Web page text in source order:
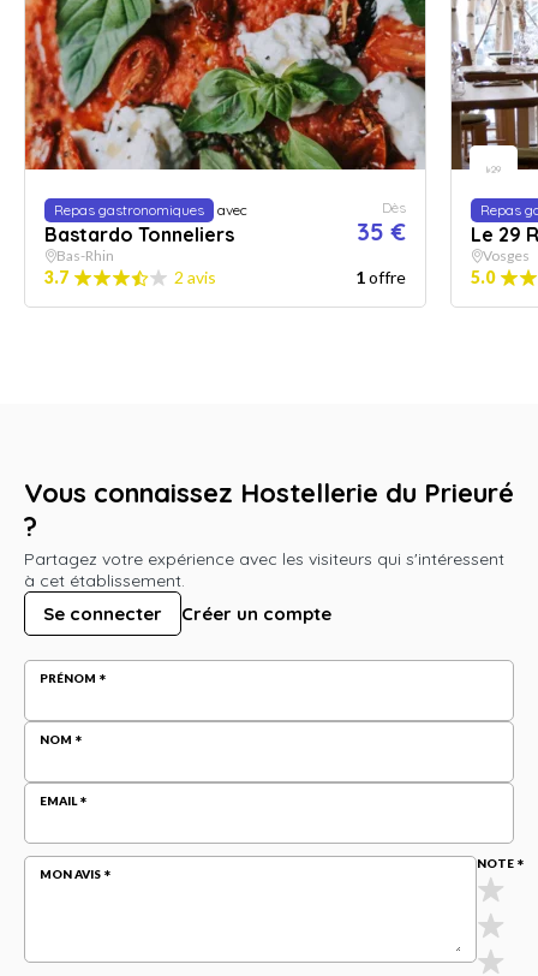
Repas gastronomiques avec
Bastardo Tonneliers
Dès
35 €
Bas-Rhin
3.7 2 avis 1offre
Repas
Le 29
Vosges
5.0
Vous connaissez Hostellerie du Prieuré
?
Partagez votre expérience avec les visiteurs qui s'intéressent
à cet établissement.
Se connecter Créer un compte
PRÉNOM
NOM
EMAIL
MON AVIS
NOTE